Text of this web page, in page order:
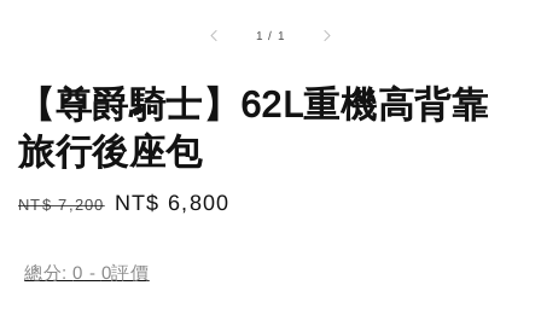
1 / 1
【尊爵騎士】62L重機高背靠
旅行後座包
Regular
NT$ 7,200
Sale
NT$ 6,800
總分:0 - 0評價